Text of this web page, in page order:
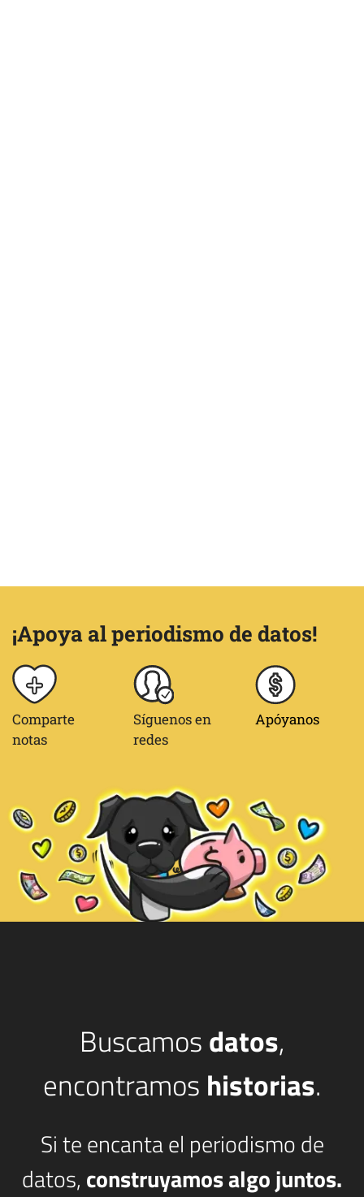
¡Apoya al periodismo de datos!
Comparte
notas
Síguenos en
redes
Apóyanos
Buscamosdatos,
encontramos historias.
Si te encanta el periodismo de
datos, construyamos algo juntos.